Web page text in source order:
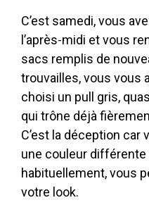
C’est samedi, vous
l’après-midi et vous
sacs remplis de
trouvailles, vous vous
choisi un pull gris,
qui trône déjà
C’est la déception
une couleur
habituellement, vous
votre look.